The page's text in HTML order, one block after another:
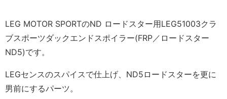
LEG MOTOR SPORTのND ロードスター用LEG51003クラ
ブスポーツダックエンドスポイラー(FRP／ロードスター
ND5)です。
LEGセンスのスパイスで仕上げ、ND5ロードスターを更に
男前にするパーツ。